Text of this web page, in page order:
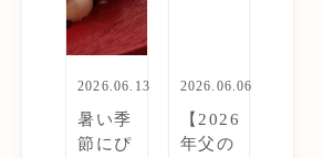
2026.06.13
暑い季
節にぴ
2026.06.06
【2026
年父の